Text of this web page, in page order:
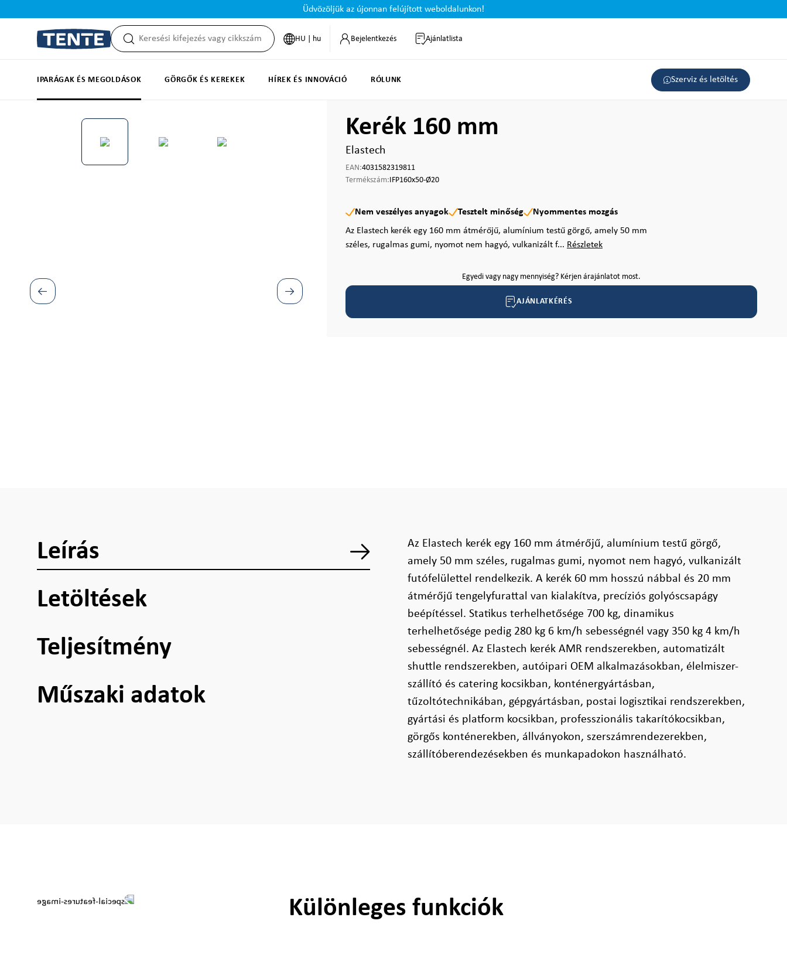
Üdvözöljük az újonnan felújított weboldalunkon!
HU | hu Bejelentkezés Ajánlatlista
IPARÁGAK ÉS MEGOLDÁSOK GÖRGŐK ÉS KEREKEK HÍREK ÉS INNOVÁCIÓ RÓLUNK Szerviz és letöltés
Képgaléria kihagyása Kerék 160 mm
Elastech
EAN:4031582319811
Termékszám:IFP160x50-Ø20
Nem veszélyes anyagok Tesztelt minőség
Nyommentes mozgás
Az Elastech kerék egy 160 mm átmérőjű, alumínium testű görgő, amely 50 mm
széles, rugalmas gumi, nyomot nem hagyó, vulkanizált f... Részletek
Egyedi vagy nagy mennyiség? Kérjen árajánlatot most.
AJÁNLATKÉRÉS
Leírás
Letöltések
Teljesítmény
Műszaki adatok
Az Elastech kerék egy 160 mm átmérőjű, alumínium testű görgő,
amely 50 mm széles, rugalmas gumi, nyomot nem hagyó, vulkanizált
futófelülettel rendelkezik. A kerék 60 mm hosszú nábbal és 20 mm
átmérőjű tengelyfurattal van kialakítva, precíziós golyóscsapágy
beépítéssel. Statikus terhelhetősége 700 kg, dinamikus
terhelhetősége pedig 280 kg 6 km/h sebességnél vagy 350 kg 4 km/h
sebességnél. Az Elastech kerék AMR rendszerekben, automatizált
shuttle rendszerekben, autóipari OEM alkalmazásokban, élelmiszer-
szállító és catering kocsikban, konténergyártásban,
tűzoltótechnikában, gépgyártásban, postai logisztikai rendszerekben,
gyártási és platform kocsikban, professzionális takarítókocsikban,
görgős konténerekben, állványokon, szerszámrendezerekben,
szállítóberendezésekben és munkapadokon használható.
Különleges funkciók